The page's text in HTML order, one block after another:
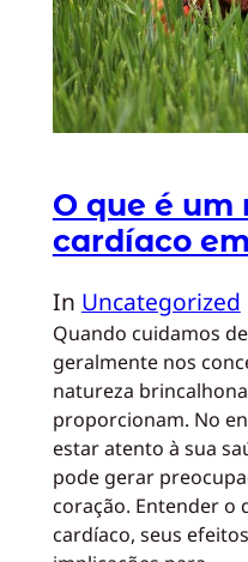
O que é
cardíaco
In Uncategorized
Quando cuidamos
geralmente nos
natureza
proporcionam. No
estar atento à sua
pode gerar
coração. Entender o
cardíaco, seus